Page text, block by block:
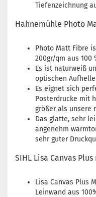
Tiefenzeichnung
Hahnemühle Photo
Photo Matt Fibre
200gr/qm aus 100
Es ist naturweiß
optischen
Es eignet sich
Posterdrucke mit
größer als unsere
Das glatte, sehr
angenehm
sehr guter
SIHL Lisa Canvas
​Lisa Canvas Plus
Leinwand aus